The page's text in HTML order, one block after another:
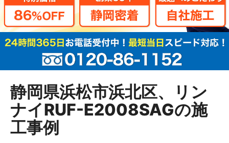
静岡県浜松市浜北区、リン
ナイRUF-E2008SAGの施
工事例